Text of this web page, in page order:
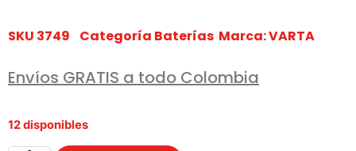
SKU 3749 Categoría Baterías Marca:VARTA
Envíos GRATIS a todo Colombia
12 disponibles